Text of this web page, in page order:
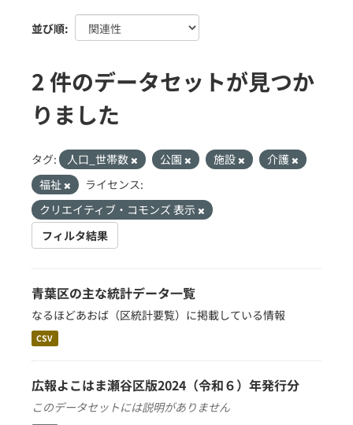
並び順
2 件のデータセットが見つか
りました
タグ: 人口_世帯数 公園 施設
介護
福祉
ライセンス:
クリエイティブ・コモンズ 表示
フィルタ結果
青葉区の主な統計データ一覧
なるほどあおば（区統計要覧）に掲載している情報
CSV
広報よこはま瀬谷区版2024（令和６）年発行分
このデータセットには説明がありません